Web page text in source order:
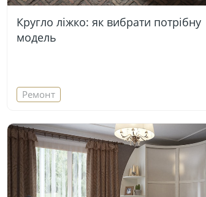
Кругло ліжко: як вибрати потрібну
модель
Ремонт